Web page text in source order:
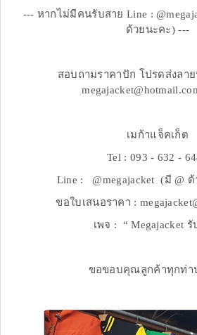
--- หากไม่มีคนรับสาย Line :
ด้วยนะคะ) ---
สอบถามราคาปัก โปรดส่งลา
เมก้าแจ็คเก็ต
Tel : 093 - 632 -
Line : @megajacket (มี @
ขอใบเสนอราคา :
เพจ : “ Megajacket รั
ขอขอบคุณลูกค้าทุกท่า